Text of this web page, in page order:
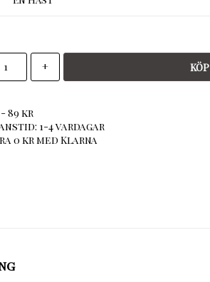
+ KÖP
89 kr
1-4 vardagar
0 kr med Klarna